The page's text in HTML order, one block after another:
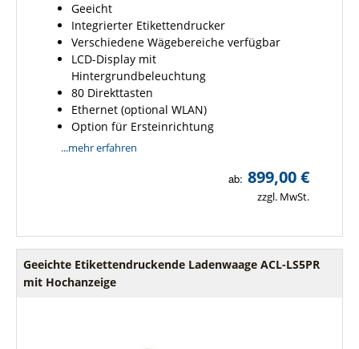
Geeicht
Integrierter Etikettendrucker
Verschiedene Wägebereiche verfügbar
LCD-Display mit
Hintergrundbeleuchtung
80 Direkttasten
Ethernet (optional WLAN)
Option für Ersteinrichtung
...mehr erfahren
ab: 899,00 €
zzgl. MwSt.
Geeichte Etikettendruckende Ladenwaage ACL-LS5PR
mit Hochanzeige